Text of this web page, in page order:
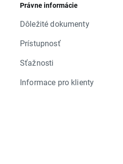
Právne informácie
Dôležité dokumenty
Prístupnosť
Sťažnosti
Informace pro klienty